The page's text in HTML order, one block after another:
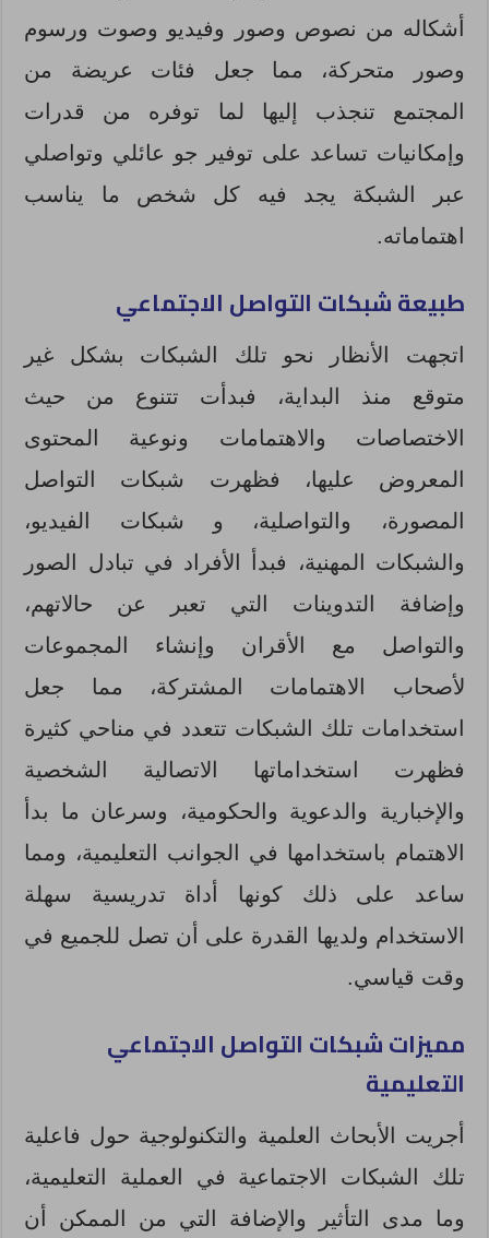
أشكاله من نصوص وصور وفيديو وصوت ورسوم
وصور متحركة، مما جعل فئات عريضة من
المجتمع تنجذب إليها لما توفره من قدرات
وإمكانيات تساعد على توفير جو عائلي وتواصلي
عبر الشبكة يجد فيه كل شخص ما يناسب
اهتماماته.
طبيعة شبكات التواصل الاجتماعي
اتجهت الأنظار نحو تلك الشبكات بشكل غير
متوقع منذ البداية، فبدأت تتنوع من حيث
الاختصاصات والاهتمامات ونوعية المحتوى
المعروض عليها، فظهرت شبكات التواصل
المصورة، والتواصلية، و شبكات الفيديو،
والشبكات المهنية، فبدأ الأفراد في تبادل الصور
وإضافة التدوينات التي تعبر عن حالاتهم،
والتواصل مع الأقران وإنشاء المجموعات
لأصحاب الاهتمامات المشتركة، مما جعل
استخدامات تلك الشبكات تتعدد في مناحي كثيرة
فظهرت استخداماتها الاتصالية الشخصية
والإخبارية والدعوية والحكومية، وسرعان ما بدأ
الاهتمام باستخدامها في الجوانب التعليمية، ومما
ساعد على ذلك كونها أداة تدريسية سهلة
الاستخدام ولديها القدرة على أن تصل للجميع في
وقت قياسي.
مميزات شبكات التواصل الاجتماعي
التعليمية
أجريت الأبحاث العلمية والتكنولوجية حول فاعلية
تلك الشبكات الاجتماعية في العملية التعليمية،
وما مدى التأثير والإضافة التي من الممكن أن